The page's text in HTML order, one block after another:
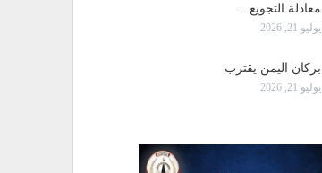
معادلة التجويع…
يوليو 21, 2026
بركان اليمن يقترب
يوليو 21, 2026